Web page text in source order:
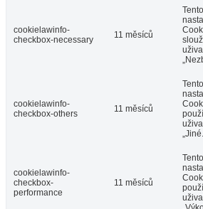
cookielawinfo-
checkbox-necessary
11 měsíců
cookielawinfo-
checkbox-others
11 měsíců
„Jiné.
cookielawinfo-
checkbox-
performance
11 měsíců